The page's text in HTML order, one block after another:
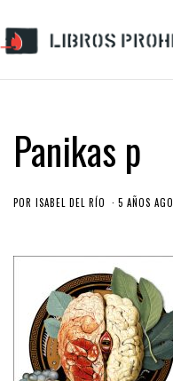
Panikas p
POR ISABEL DEL RÍO 5 AÑOS AGO